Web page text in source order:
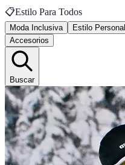
📋Estilo Para Todos
Moda Inclusiva Estilo Personal
Accesorios
Buscar